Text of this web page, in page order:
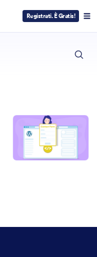
Registrati. È Gratis!
ESC